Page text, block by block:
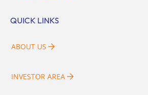
QUICK LINKS
ABOUT US
INVESTOR AREA